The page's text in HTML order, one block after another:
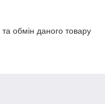
обмін даного товару